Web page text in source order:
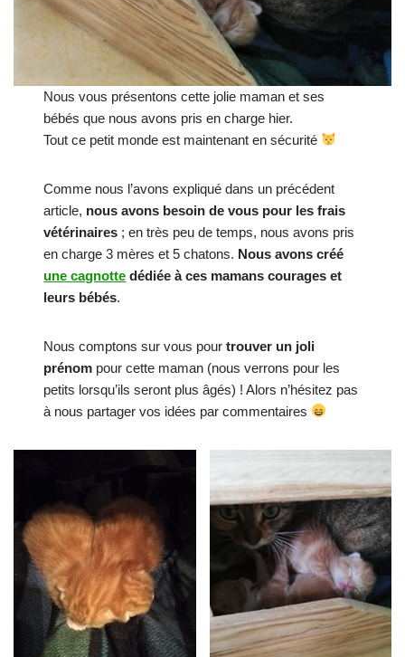
Nous vous présentons cette jolie maman et ses
bébés que nous avons pris en charge hier.
Tout ce petit monde est maintenant en sécurité
Comme nous l’avons expliqué dans un précédent
article, nous avons besoin de vous pour les frais
vétérinaires ; en très peu de temps, nous avons pris
en charge 3 mères et 5 chatons. Nous avons créé
une cagnotte dédiée à ces mamans courages et
leurs bébés.
Nous comptons sur vous pourtrouver un joli
prénom pour cette maman (nous verrons pour les
petits lorsqu’ils seront plus âgés) ! Alors n’hésitez pas
à nous partager vos idées par commentaires